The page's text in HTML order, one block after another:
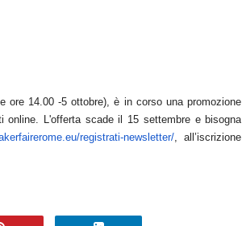
ore 14.00 -5 ottobre), è in corso una promozione
L'offerta scade il 15 settembre e bisogna
registrati-newsletter/, all’iscrizione